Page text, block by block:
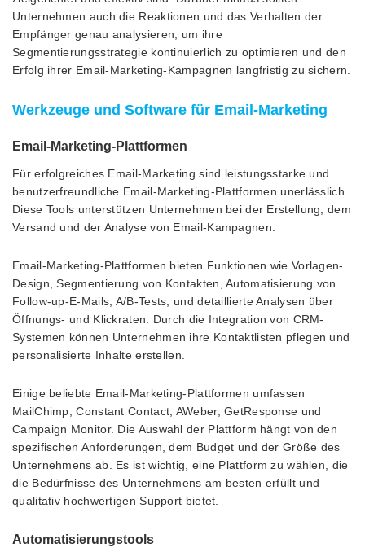
Unternehmen auch die Reaktionen und das Verhalten der
Empfänger genau analysieren, um ihre
Segmentierungsstrategie kontinuierlich zu optimieren und den
Erfolg ihrer Email-Marketing-Kampagnen langfristig zu sichern.
Werkzeuge und Software für Email-Marketing
Email-Marketing-Plattformen
Für erfolgreiches Email-Marketing sind leistungsstarke und
benutzerfreundliche Email-Marketing-Plattformen unerlässlich.
Diese Tools unterstützen Unternehmen bei der Erstellung, dem
Versand und der Analyse von Email-Kampagnen.
Email-Marketing-Plattformen bieten Funktionen wie Vorlagen-
Design, Segmentierung von Kontakten, Automatisierung von
Follow-up-E-Mails, A/B-Tests, und detaillierte Analysen über
Öffnungs- und Klickraten. Durch die Integration von CRM-
Systemen können Unternehmen ihre Kontaktlisten pflegen und
personalisierte Inhalte erstellen.
Einige beliebte Email-Marketing-Plattformen umfassen
MailChimp, Constant Contact, AWeber, GetResponse und
Campaign Monitor. Die Auswahl der Plattform hängt von den
spezifischen Anforderungen, dem Budget und der Größe des
Unternehmens ab. Es ist wichtig, eine Plattform zu wählen, die
die Bedürfnisse des Unternehmens am besten erfüllt und
qualitativ hochwertigen Support bietet.
Automatisierungstools